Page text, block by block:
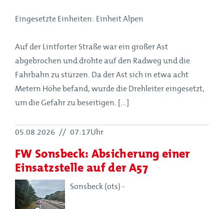
Eingesetzte Einheiten: Einheit Alpen
Auf der Lintforter Straße war ein großer Ast
abgebrochen und drohte auf den Radweg und die
Fahrbahn zu stürzen. Da der Ast sich in etwa acht
Metern Höhe befand, wurde die Drehleiter eingesetzt,
um die Gefahr zu beseitigen. [...]
05.08.2026 // 07:17Uhr
FW Sonsbeck: Absicherung einer
Einsatzstelle auf der A57
Sonsbeck (ots) -